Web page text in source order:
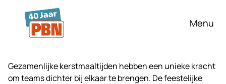
Ga naar hoofdinhoud
Menu
Gezamenlijke kerstmaaltijden hebben een unieke kracht
om teams dichter bij elkaar te brengen. De feestelijke